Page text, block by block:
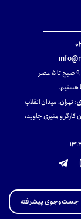
هستیم.
:تهران، میدان انقلاب
کارگر و منیری جاوید،
جست‌وجوی پیشرفته